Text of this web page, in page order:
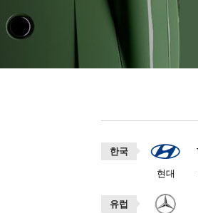
한국
현대
유럽